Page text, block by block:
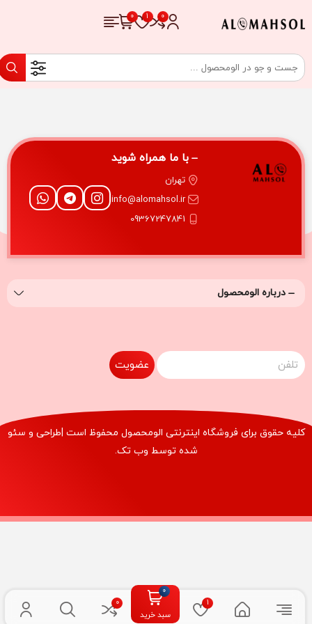
با ما همراه شوید
تهران
info@alomahsol.ir
09367247841
درباره‌ الومحصول
عضویت
کلیه حقوق برای فروشگاه اینترنتی الومحصولمحفوظ است |طراحی و سئو
شده توسط وب تک.
سبد خرید